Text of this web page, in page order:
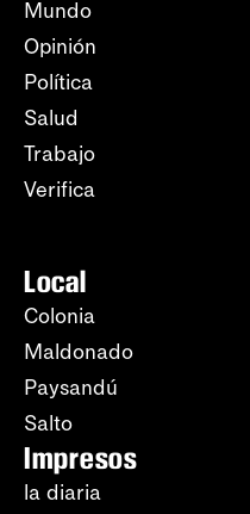
Mundo
Opinión
Política
Salud
Trabajo
Verifica
Local
Colonia
Maldonado
Paysandú
Salto
Impresos
la diaria